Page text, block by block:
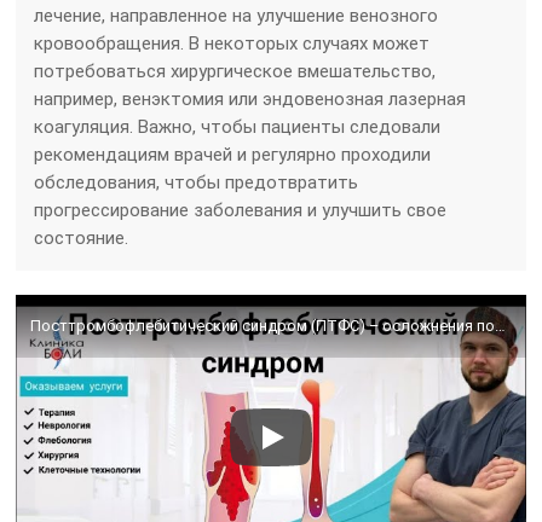
лечение, направленное на улучшение венозного
кровообращения. В некоторых случаях может
потребоваться хирургическое вмешательство,
например, венэктомия или эндовенозная лазерная
коагуляция. Важно, чтобы пациенты следовали
рекомендациям врачей и регулярно проходили
обследования, чтобы предотвратить
прогрессирование заболевания и улучшить свое
состояние.
Посттромбофлебитический синдром (ПТФС) – осложнения после тромбоза